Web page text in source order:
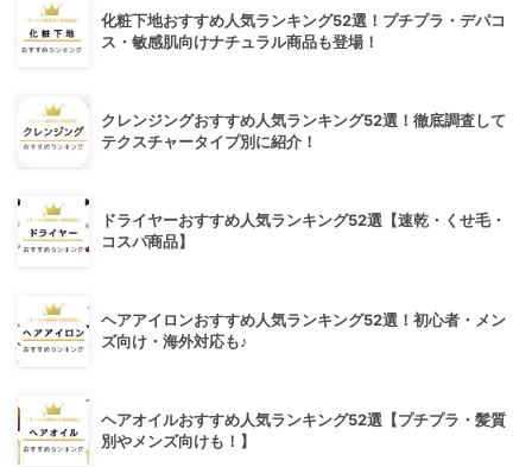
化粧下地おすすめ人気ランキング52選！プチプラ・デパコ
ス・敏感肌向けナチュラル商品も登場！
クレンジングおすすめ人気ランキング52選！徹底調査して
テクスチャータイプ別に紹介！
ドライヤーおすすめ人気ランキング52選【速乾・くせ毛・
コスパ商品】
ヘアアイロンおすすめ人気ランキング52選！初心者・メン
ズ向け・海外対応も♪
ヘアオイルおすすめ人気ランキング52選【プチプラ・髪質
別やメンズ向けも！】